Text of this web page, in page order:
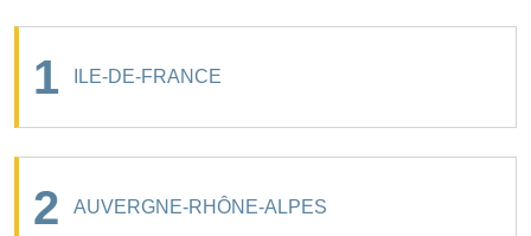
1 ILE-DE-FRANCE
2 AUVERGNE-RHÔNE-ALPES